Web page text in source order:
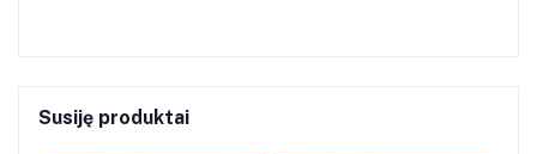
Susiję produktai